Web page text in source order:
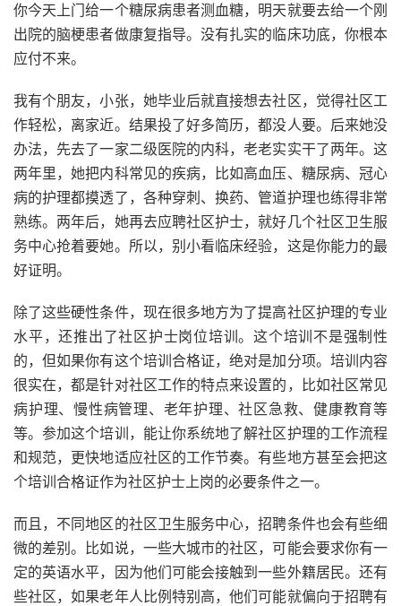
你今天上门给一个糖尿病患者测血糖，明天就要去给一个刚
出院的脑梗患者做康复指导。没有扎实的临床功底，你根本
应付不来。
我有个朋友，小张，她毕业后就直接想去社区，觉得社区工
作轻松，离家近。结果投了好多简历，都没人要。后来她没
办法，先去了一家二级医院的内科，老老实实干了两年。这
两年里，她把内科常见的疾病，比如高血压、糖尿病、冠心
病的护理都摸透了，各种穿刺、换药、管道护理也练得非常
熟练。两年后，她再去应聘社区护士，就好几个社区卫生服
务中心抢着要她。所以，别小看临床经验，这是你能力的最
好证明。
除了这些硬性条件，现在很多地方为了提高社区护理的专业
水平，还推出了社区护士岗位培训。这个培训不是强制性
的，但如果你有这个培训合格证，绝对是加分项。培训内容
很实在，都是针对社区工作的特点来设置的，比如社区常见
病护理、慢性病管理、老年护理、社区急救、健康教育等
等。参加这个培训，能让你系统地了解社区护理的工作流程
和规范，更快地适应社区的工作节奏。有些地方甚至会把这
个培训合格证作为社区护士上岗的必要条件之一。
而且，不同地区的社区卫生服务中心，招聘条件也会有些细
微的差别。比如说，一些大城市的社区，可能会要求你有一
定的英语水平，因为他们可能会接触到一些外籍居民。还有
些社区，如果老年人比例特别高，他们可能就偏向于招聘有